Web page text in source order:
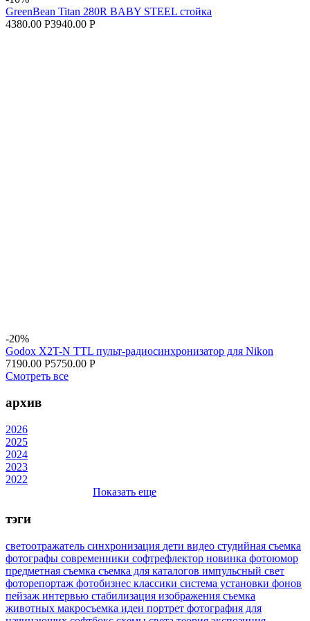
GreenBean Titan 280R BABY STEEL стойка
4380.00 Р3940.00 Р
-20%
Godox X2T-N TTL пульт-радиосинхронизатор для Nikon
7190.00 Р5750.00 Р
Смотреть все
архив
2026
2025
2024
2023
2022
Показать еще
тэги
светоотражатель синхронизация дети видео студийная съемка
фотографы современники софтрефлектор новинка фотоюмор
предметная съемка съемка для каталогов импульсный свет
фоторепортаж фотобизнес классики система установки фонов
пейзаж интервью стабилизация изображения съемка
животных макросъемка идеи портрет фотография для